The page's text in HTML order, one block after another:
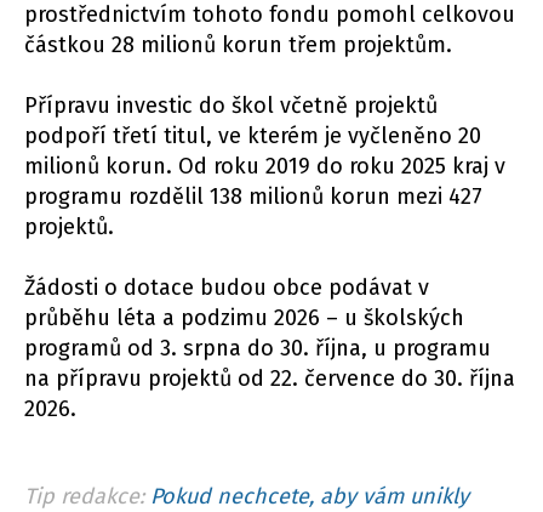
prostřednictvím tohoto fondu pomohl celkovou
částkou 28 milionů korun třem projektům.
Přípravu investic do škol včetně projektů
podpoří třetí titul, ve kterém je vyčleněno 20
milionů korun. Od roku 2019 do roku 2025 kraj v
programu rozdělil 138 milionů korun mezi 427
projektů.
Žádosti o dotace budou obce podávat v
průběhu léta a podzimu 2026 – u školských
programů od 3. srpna do 30. října, u programu
na přípravu projektů od 22. července do 30. října
2026.
Tip redakce: Pokud nechcete, aby vám unikly